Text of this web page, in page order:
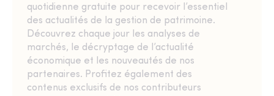
quotidienne gratuite pour recevoir l’essentiel
des actualités de la gestion de patrimoine.
Découvrez chaque jour les analyses de
marchés, le décryptage de l’actualité
économique et les nouveautés de nos
partenaires. Profitez également des
contenus exclusifs de nos contributeurs